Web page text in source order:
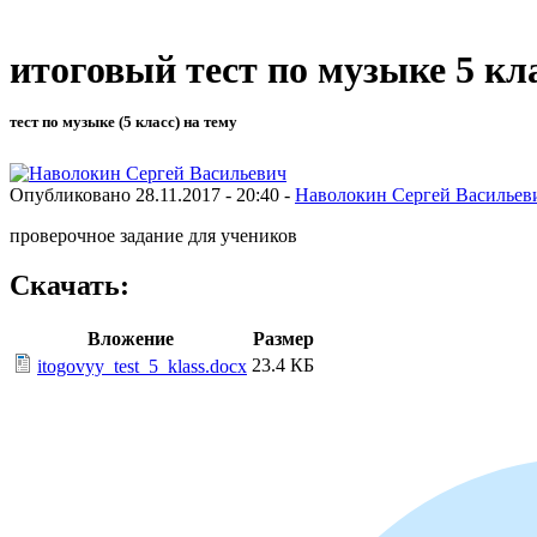
итоговый тест по музыке 5
тест по музыке (5 класс) на тему
Опубликовано 28.11.2017 - 20:40 - Наволокин Сергей
проверочное задание для учеников
Скачать:
Вложение
Размер
itogovyy_test_5_klass.docx 23.4 КБ